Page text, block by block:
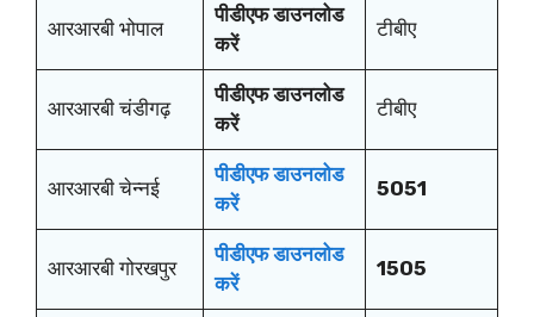
आरआरबी भोपाल
पीडीएफ डाउनलोड
करें
टीबीए
आरआरबी चंडीगढ़
पीडीएफ डाउनलोड
करें
टीबीए
आरआरबी चेन्नई
पीडीएफ डाउनलोड
करें
5051
आरआरबी गोरखपुर
पीडीएफ डाउनलोड
करें
1505